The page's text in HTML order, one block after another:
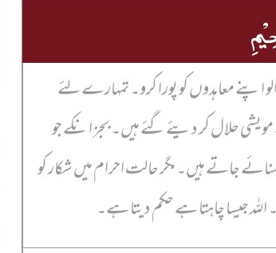
اپنے معاہدوں کو پورا کرو۔ تمہارے لئے
حلال کر دیئے گئے ہیں۔ بجز انکے جو
جاتے ہیں۔ مگر حالت احرام میں شکار کو
اللہ جیسا چاہتا ہے حکم دیتا ہے۔